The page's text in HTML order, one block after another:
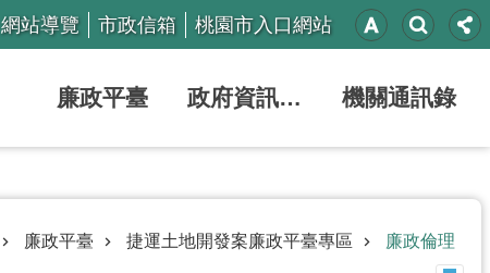
網站導覽 市政信箱 桃園市入口網站
廉政平臺 政府資訊公開 機關通訊錄
廉政平臺 捷運土地開發案廉政平臺專區 廉政倫理